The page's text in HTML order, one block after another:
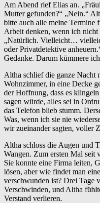
Am Abend rief Elias an.
Mutter gefunden?“ „Nein.“
bitte auch alle meine Termine
Arbeit denken, wenn ich
„Natürlich. Vielleicht…
oder Privatdetektive
Gedanke. Darum kümmere
Altha schlief die ganze Nacht
Wohnzimmer, in eine Decke
der Hoffnung, dass es
sagen würde, alles sei in
das Telefon blieb stumm.
Was, wenn ich sie nie
wir zueinander sagten, voller
Altha schloss die Augen und
Wangen. Zum ersten Mal seit
Sie konnte eine Firma leiten,
lösen, aber wie findet man
verschwunden ist? Drei Tage
Verschwinden, und Altha
Verstand verlieren.